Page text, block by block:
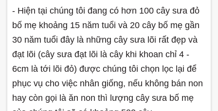
- Hiện tại chúng tôi đang có hơn 100 cây sưa đỏ
bố mẹ khoảng 15 năm tuổi và 20 cây bố mẹ gần
30 năm tuổi đây là những cây sưa lõi rất đẹp và
đạt lõi (cây sưa đạt lõi là cây khi khoan chỉ 4 -
6cm là tới lõi đỏ) được chúng tôi chọn lọc lại để
phục vụ cho việc nhân giống, nếu không bán non
hay còn gọi là ăn non thì lượng cây sưa bố mẹ